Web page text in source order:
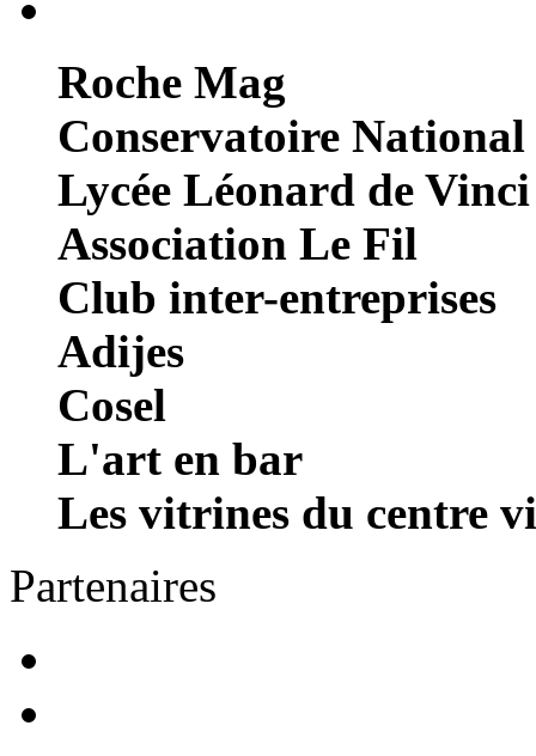
Roche Mag
Conservatoire National
Lycée Léonard de
Association Le Fil
Club inter-entreprises
Adijes
Cosel
L'art en bar
Les vitrines du centre
Partenaires